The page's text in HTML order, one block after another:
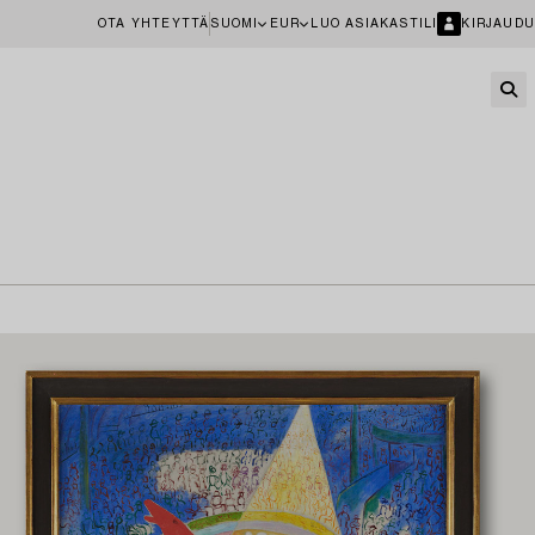
OTA YHTEYTTÄ SUOMI EUR LUO ASIAKASTILI KIRJAUDU